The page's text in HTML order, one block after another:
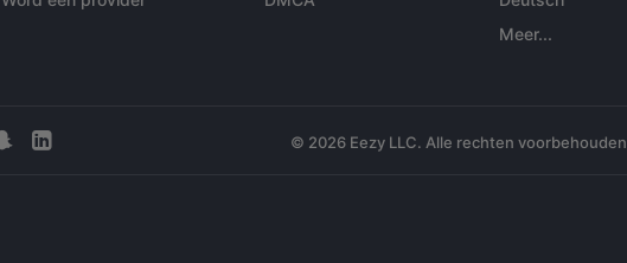
Meer...
© 2026 Eezy LLC. Alle rechten voorbehouden